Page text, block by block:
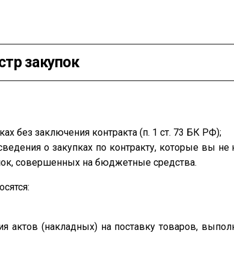
закупок
без заключения контракта (п. 1 ст. 73 БК РФ);
о закупках по контракту, которые вы не
совершенных на бюджетные средства.
актов (накладных) на поставку товаров,